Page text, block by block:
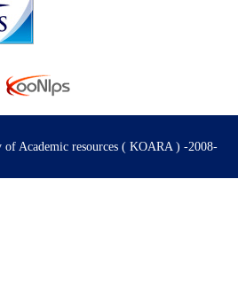
of Academic resources ( KOARA ) -2008-